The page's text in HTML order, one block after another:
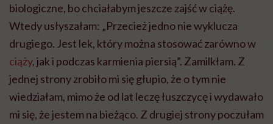
biologiczne, bo chciałabym jeszcze zajść w ciążę.
Wtedy usłyszałam: „Przecież jedno nie wyklucza
drugiego. Jest lek, który można stosować zarówno w
ciąży, jak i podczas karmienia piersią”. Zamilkłam. Z
jednej strony zrobiło mi się głupio, że o tym nie
wiedziałam, mimo że od lat leczę łuszczycę i wydawało
mi się, że jestem na bieżąco. Z drugiej strony poczułam